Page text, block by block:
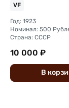
VF
Год: 1923
Номинал: 500
Страна: СССР
10 000 ₽
В